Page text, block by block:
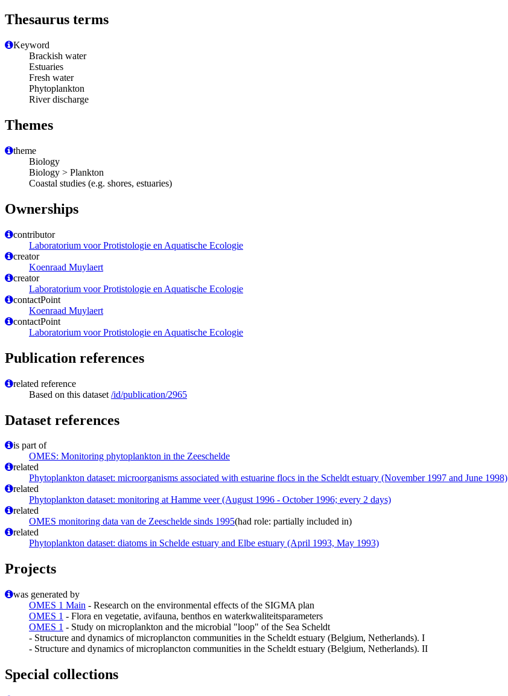
Thesaurus terms
Keyword
Brackish water
Estuaries
Fresh water
Phytoplankton
River discharge
Themes
theme
Biology
Biology > Plankton
Coastal studies (e.g. shores, estuaries)
Ownerships
contributor
Laboratorium voor Protistologie en Aquatische Ecologie
creator
Koenraad Muylaert
creator
Laboratorium voor Protistologie en Aquatische Ecologie
contactPoint
Koenraad Muylaert
contactPoint
Laboratorium voor Protistologie en Aquatische Ecologie
Publication references
related reference
Based on this dataset /id/publication/2965
Dataset references
is part of
OMES: Monitoring phytoplankton in the Zeeschelde
related
Phytoplankton dataset: microorganisms associated with estuarine flocs in the Scheldt estuary (November 1997 and June 1998)
related
Phytoplankton dataset: monitoring at Hamme veer (August 1996 - October 1996; every 2 days)
related
OMES monitoring data van de Zeeschelde sinds 1995(had role: partially included in)
related
Phytoplankton dataset: diatoms in Schelde estuary and Elbe estuary (April 1993, May 1993)
Projects
was generated by
OMES 1 Main - Research on the environmental effects of the SIGMA plan
OMES 1 - Flora en vegetatie, avifauna, benthos en waterkwaliteitsparameters
OMES 1 - Study on microplankton and the microbial "loop" of the Sea Scheldt
- Structure and dynamics of microplancton communities in the Scheldt estuary (Belgium, Netherlands). I
- Structure and dynamics of microplancton communities in the Scheldt estuary (Belgium, Netherlands). II
Special collections